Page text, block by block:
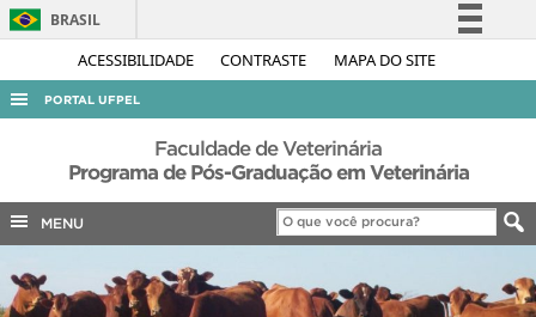
ACESSIBILIDADE CONTRASTE MAPA DO SITE
BRASIL
Simplifique!
Acesso à informação
Legislação
Canais
PORTAL UFPEL
ACESSO À INFORMAÇÃO
AUDITORIA
COBALTO
EDITAIS
Faculdade de Veterinária
Programa de Pós-Graduação em Veterinária
MENU